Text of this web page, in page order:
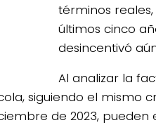
términos
últimos cinco
desincentivó
Al analizar la
siguiendo el mismo
de 2023, pueden